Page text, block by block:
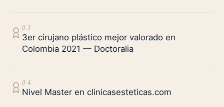
0 3
3er cirujano plástico mejor valorado en
Colombia 2021 — Doctoralia
0 4
Nivel Master en clinicasesteticas.com